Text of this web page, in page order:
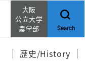
大阪
公立大学
農学部
Search
歴史/History